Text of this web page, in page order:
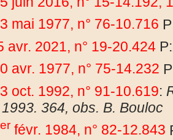
mai 1977, n° 76-10.716 P
avr. 2021, n° 19-20.424P:
avr. 1977, n° 75-14.232 P
oct. 1992, n° 91-10.619:
364, obs. B. Bouloc
er févr. 1984, n° 82-12.843